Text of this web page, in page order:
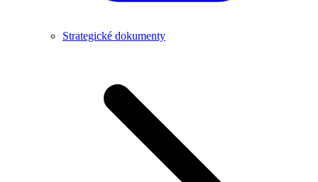
Strategické dokumenty